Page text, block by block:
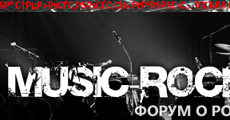
С†РµР»РѕСЃС‚РЅРѕСЃС‚СЊ РґР°РЅРЅС‹С…